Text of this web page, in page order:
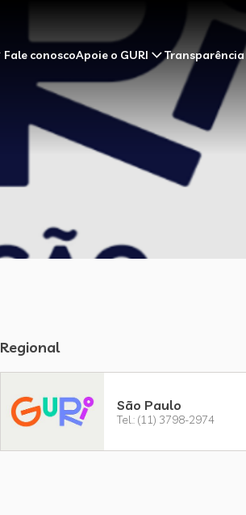
Fale conoscoApoie o GURI Transparência
Regional
São Paulo
Tel.: (11) 3798-2974